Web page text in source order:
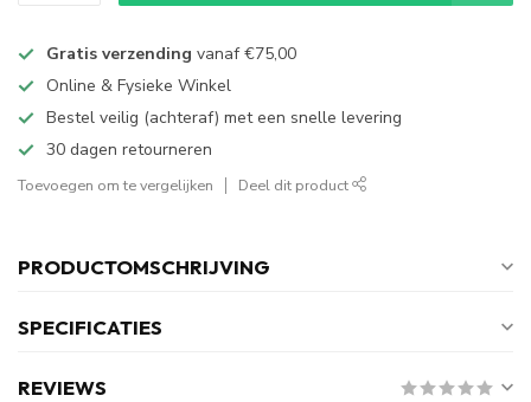
Gratis verzending vanaf€75,00
Online & Fysieke Winkel
Bestel veilig (achteraf) met een snelle levering
30 dagen retourneren
Toevoegen om te vergelijken Deel dit product
PRODUCTOMSCHRIJVING
SPECIFICATIES
REVIEWS